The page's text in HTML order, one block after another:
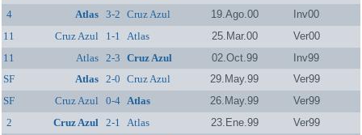
4
Atlas 3-2 Cruz Azul 19.Ago.00
Inv00
11
Cruz Azul 1-1 Atlas 25.Mar.00
Ver00
11
Atlas 2-3 Cruz Azul 02.Oct.99
Inv99
SF
Atlas 2-0 Cruz Azul 29.May.99
Ver99
SF
Cruz Azul 0-4 Atlas 26.May.99
Ver99
2
Cruz Azul 2-1 Atlas 23.Ene.99
Ver99